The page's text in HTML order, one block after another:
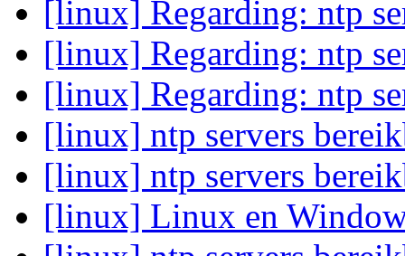
[linux] Regarding: ntp
[linux] Regarding: ntp
[linux] Regarding: ntp
[linux] ntp servers
[linux] ntp servers
[linux] Linux en